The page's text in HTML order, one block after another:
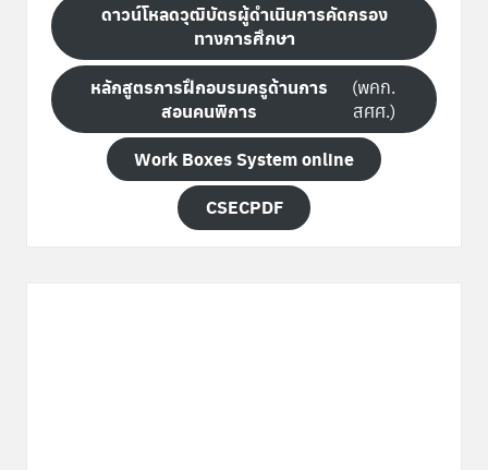
ดาวน์โหลดวุฒิบัตรผู้ดำเนินการคัดกรอง
ทางการศึกษา
หลักสูตรการฝึกอบรมครูด้านการ
สอนคนพิการ
(พคก.
สศศ.)
Work Boxes System online
CSECPDF